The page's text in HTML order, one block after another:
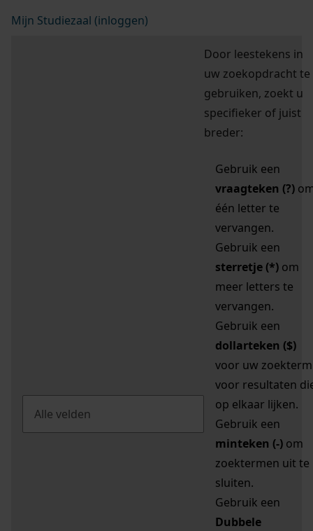
Mijn Studiezaal (inloggen)
Door leestekens in
uw zoekopdracht te
gebruiken, zoekt u
specifieker of juist
breder:
Gebruik een
vraagteken (?)
één letter te
vervangen.
Gebruik een
sterretje (*) om
meer letters te
vervangen.
Gebruik een
dollarteken ($)
voor uw zoekterm
voor resultaten
op elkaar lijken.
Gebruik een
minteken (-) om
zoektermen uit te
sluiten.
Gebruik een
Dubbele